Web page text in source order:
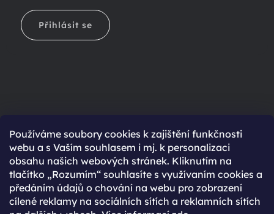
Používáme soubory cookies k zajištění funkčnosti
webu a s Vaším souhlasem i mj. k personalizaci
obsahu našich webových stránek. Kliknutím na
tlačítko „Rozumím“ souhlasíte s využívaním cookies a
předáním údajů o chování na webu pro zobrazení
cílené reklamy na sociálních sítích a reklamních sítích
Přihlásit se
Ještě nemáte účet?
Rychlejší nákup díky uloženým údajům
Přehled o stavu objednávky
Kompletní historie objednávek
Speciální akce, novinky a slevy pro registrované